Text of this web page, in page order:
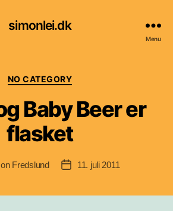
simonlei.dk
Menu
Kategorier
NO CATEGORY
Baby Beer er
flasket
Fredslund Indlægsdato
11. juli 2011